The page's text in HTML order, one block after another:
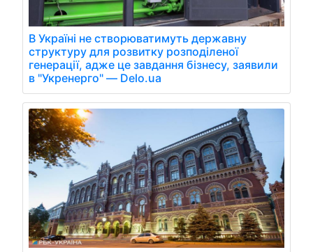
В Україні не створюватимуть державну
структуру для розвитку розподіленої
генерації, адже це завдання бізнесу, заявили
в "Укренерго" — Delo.ua